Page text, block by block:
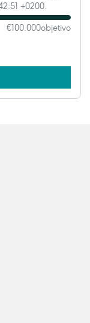
+0200.
€100.000objetivo